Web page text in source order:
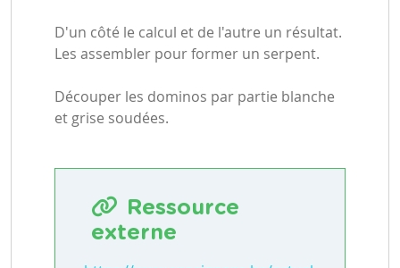
D'un côté le calcul et de l'autre un résultat.
Les assembler pour former un serpent.
Découper les dominos par partie blanche
et grise soudées.
Ressource
externe